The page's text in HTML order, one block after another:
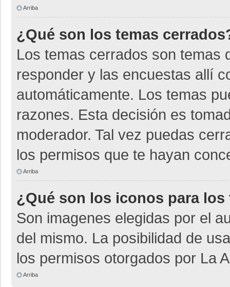
Arriba
¿Qué son los temas
Los temas cerrados son temas
responder y las encuestas allí
automáticamente. Los temas
razones. Esta decisión es
moderador. Tal vez puedas
los permisos que te hayan
Arriba
¿Qué son los iconos para los
Son imagenes elegidas por el
del mismo. La posibilidad de
los permisos otorgados por La
Arriba